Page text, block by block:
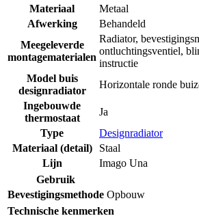
Materiaal
Metaal
Afwerking
Behandeld
Meegeleverde
montagematerialen
Radiator,
ontluchtingsventiel,
instructie
Model buis
designradiator
Horizontale ronde
Ingebouwde
thermostaat
Ja
Type
Designradiator
Materiaal (detail)
Staal
Lijn
Imago Una
Gebruik
Bevestigingsmethode Opbouw
Technische kenmerken